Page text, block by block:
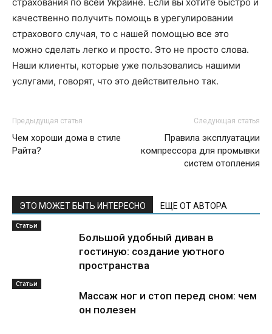
качественно получить помощь в урегулировании
страхового случая, то с нашей помощью все это
можно сделать легко и просто. Это не просто слова.
Наши клиенты, которые уже пользовались нашими
услугами, говорят, что это действительно так.
Предыдущая статья
Чем хороши дома в стиле
Райта?
Следующая статья
Правила эксплуатации
компрессора для промывки
систем отопления
ЭТО МОЖЕТ БЫТЬ ИНТЕРЕСНО ЕЩЕ ОТ АВТОРА
Статьи
Большой удобный диван в
гостиную: создание уютного
пространства
Статьи
Массаж ног и стоп перед сном: чем
он полезен